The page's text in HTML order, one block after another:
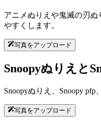
アニメぬりえや鬼滅の刃ぬ
やすくします。
写真をアップロード
Snoopyぬりえと
Snoopyぬりえ、Snoopy pfp
写真をアップロード